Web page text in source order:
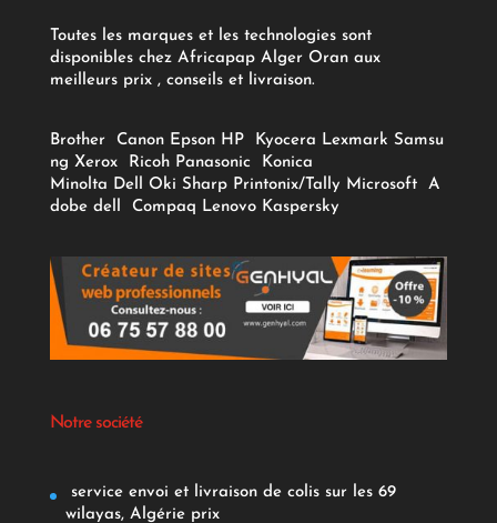
Toutes les marques et les technologies sont
disponibles chez Africapap Alger Oran aux
meilleurs prix , conseils et livraison.
Brother Canon Epson HP Kyocera Lexmark Samsu
ng Xerox Ricoh Panasonic
Konica
Minolta Dell Oki Sharp Printonix/Tally Microsoft
A
dobe dell Compaq Lenovo Kaspersky
Notre société
service envoi et livraison de colis sur les 69
wilayas, Algérie prix